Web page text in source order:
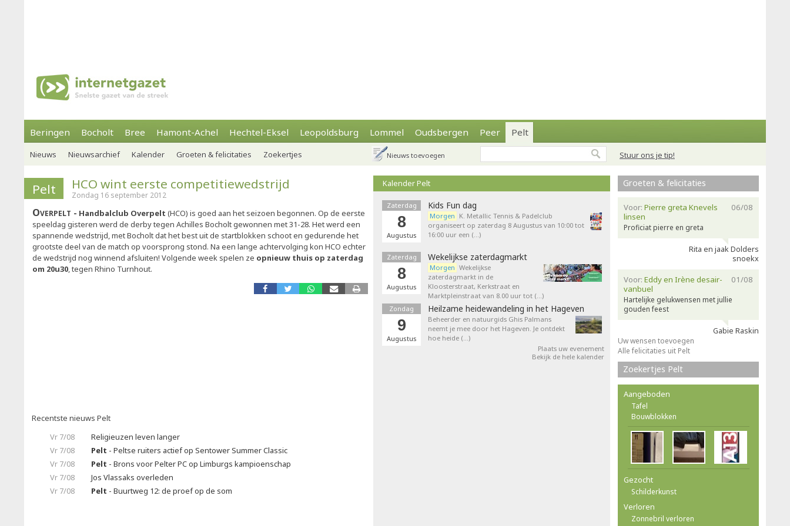
Beringen Bocholt Bree Hamont-Achel Hechtel-Eksel Leopoldsburg Lommel Oudsbergen Peer Pelt
Stuur ons je tip!
Nieuws Nieuwsarchief Kalender Groeten & felicitaties Zoekertjes Nieuws toevoegen
Pelt HCO wint eerste competitiewedstrijd
Zondag 16 september 2012
Overpelt Handbalclub Overpelt (HCO) is goed aan het seizoen begonnen. Op de eerste
speeldag gisteren werd de derby tegen Achilles Bocholt gewonnen met 31-28. Het werd een
spannende wedstrijd, met Bocholt dat het best uit de startblokken schoot en gedurende het
grootste deel van de match op voorsprong stond. Na een lange achtervolging kon HCO echter
de wedstrijd nog winnend afsluiten! Volgende week spelen ze opnieuw thuis op zaterdag
om 20u30, tegen Rhino Turnhout.
Recentste nieuws Pelt
Vr 7/08
Religieuzen leven langer
Vr 7/08
Pelt - Peltse ruiters actief op Sentower Summer Classic
Vr 7/08
Pelt - Brons voor Pelter PC op Limburgs kampioenschap
Vr 7/08
Jos Vlassaks overleden
Vr 7/08
Pelt - Buurtweg 12: de proef op de som
Kalender Pelt
Zaterdag
8
Augustus
Kids Fun dag
Morgen K. Metallic Tennis & Padelclub
organiseert op zaterdag 8 Augustus van 10:00 tot
16:00 uur een (…)
Zaterdag
8
Augustus
Wekelijkse zaterdagmarkt
Morgen Wekelijkse
zaterdagmarkt in de
Kloosterstraat, Kerkstraat en
Marktpleinstraat van 8.00 uur tot (…)
Zondag
9
Augustus
Heilzame heidewandeling in het Hageven
Beheerder en natuurgids Ghis Palmans
neemt je mee door het Hageven. Je ontdekt
hoe heide (…)
Plaats uw evenement
Bekijk de hele kalender
Groeten & felicitaties
06/08
Voor: Pierre greta Knevels
linsen
Proficiat pierre en greta
Rita en jaak Dolders
snoekx
01/08
Voor: Eddy en Irène desair-
vanbuel
Hartelijke gelukwensen met jullie
gouden feest
Gabie Raskin
Uw wensen toevoegen
Alle felicitaties uit Pelt
Zoekertjes Pelt
Aangeboden
Tafel
Bouwblokken
Gezocht
Schilderkunst
Verloren
Zonnebril verloren